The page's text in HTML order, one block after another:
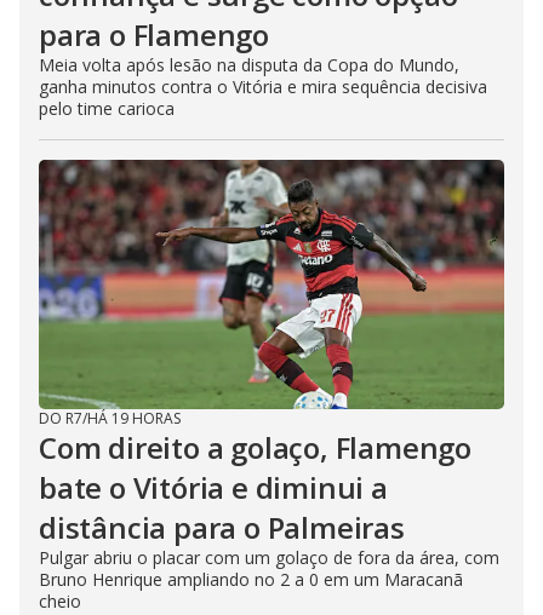
para o Flamengo
Meia volta após lesão na disputa da Copa do Mundo,
ganha minutos contra o Vitória e mira sequência decisiva
pelo time carioca
DO R7/HÁ 19 HORAS
Com direito a golaço, Flamengo
bate o Vitória e diminui a
distância para o Palmeiras
Pulgar abriu o placar com um golaço de fora da área, com
Bruno Henrique ampliando no 2 a 0 em um Maracanã
cheio